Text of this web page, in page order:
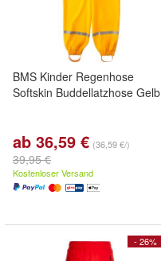
BMS Kinder Regenhose
Softskin Buddellatzhose Gelb
ab 36,59 € (36,59 €/)
39,95 €
Kostenloser Versand
- 26%